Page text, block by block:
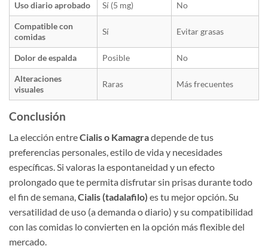
Uso diario aprobado Sí (5 mg) No
Compatible con
comidas
Sí Evitar grasas
Dolor de espalda Posible No
Alteraciones
visuales
Raras Más frecuentes
Conclusión
La elección entreCialis o Kamagradepende de tus
preferencias personales, estilo de vida y necesidades
específicas. Si valoras la espontaneidad y un efecto
prolongado que te permita disfrutar sin prisas durante todo
el fin de semana,Cialis (tadalafilo) es tu mejor opción. Su
versatilidad de uso (a demanda o diario) y su compatibilidad
con las comidas lo convierten en la opción más flexible del
mercado.